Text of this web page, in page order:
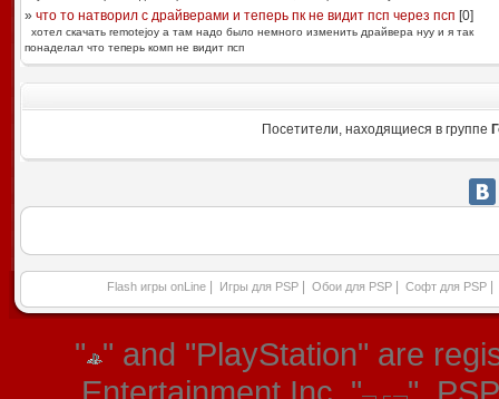
» что то натворил с драйверами и теперь пк не видит псп через псп [0]
хотел скачать remotejoy а там надо было немного изменить драйвера нуу и я так
понаделал что теперь комп не видит псп
Посетители, находящиеся в группе
Flash игры onLine Игры для PSP Обои для PSP Софт для PSP
" " and "PlayStation" are